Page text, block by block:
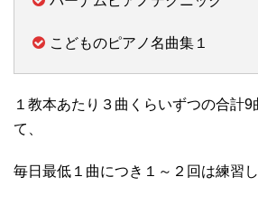
こどものピアノ名曲集１
１教本あたり３曲くらいずつの合計
て、
毎日最低１曲につき１～２回は練習し